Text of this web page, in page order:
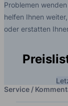
Problemen
helfen Ihnen
oder erstatten
Service /